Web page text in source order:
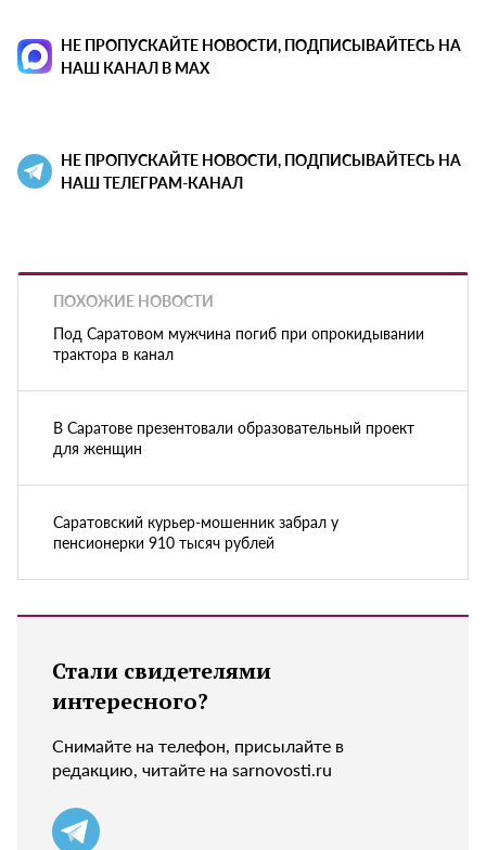
НЕ ПРОПУСКАЙТЕ НОВОСТИ, ПОДПИСЫВАЙТЕСЬ НА
НАШ КАНАЛ В MAX
НЕ ПРОПУСКАЙТЕ НОВОСТИ, ПОДПИСЫВАЙТЕСЬ НА
НАШ ТЕЛЕГРАМ-КАНАЛ
ПОХОЖИЕ НОВОСТИ
Под Саратовом мужчина погиб при опрокидывании
трактора в канал
В Саратове презентовали образовательный проект
для женщин
Саратовский курьер-мошенник забрал у
пенсионерки 910 тысяч рублей
Стали свидетелями
интересного?
Снимайте на телефон, присылайте в
редакцию, читайте на sarnovosti.ru